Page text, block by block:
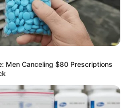
Men Canceling $80 Prescriptions